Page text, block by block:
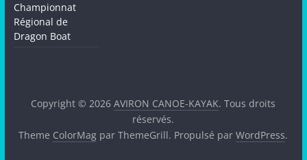
Championnat
Régional de
Dragon Boat
Copyright © 2026AVIRON CANOE-KAYAK. Tous droits
réservés.
Theme ColorMag par ThemeGrill. Propulsé parWordPress.